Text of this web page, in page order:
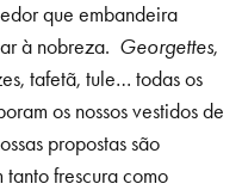
que embandeira
à nobreza. Georgettes,
tafetã, tule… todas os
os nossos vestidos de
propostas são
tanto frescura como